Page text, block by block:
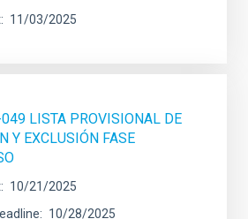
11/03/2025
LISTA PROVISIONAL DE
Y EXCLUSIÓN FASE
10/21/2025
10/28/2025